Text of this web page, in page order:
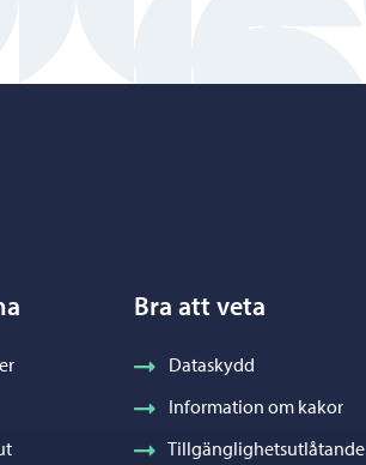
Bra att veta
Dataskydd
Information om kakor
Tillgänglighetsutlåtande